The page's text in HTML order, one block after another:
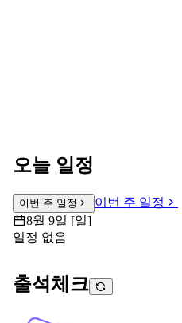
오늘 일정
이번 주 일정
이번 주 일정
8월 9일 [일]
일정 없음
출석체크